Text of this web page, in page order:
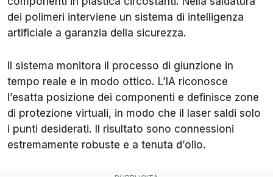
dei polimeri interviene un sistema di intelligenza
artificiale a garanzia della sicurezza.
Il sistema monitora il processo di giunzione in
tempo reale e in modo ottico. L’IA riconosce
l’esatta posizione dei componenti e definisce zone
di protezione virtuali, in modo che il laser saldi solo
i punti desiderati. Il risultato sono connessioni
estremamente robuste e a tenuta d’olio.